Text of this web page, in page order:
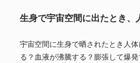
生身で宇宙空間に出たとき、
宇宙空間に生身で晒されたとき人
る？血液が沸騰する？膨張して爆